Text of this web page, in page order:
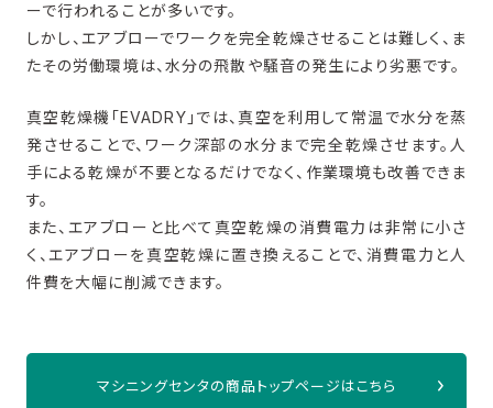
ーで行われることが多いです。
しかし、エアブローでワークを完全乾燥させることは難しく、ま
たその労働環境は、水分の飛散や騒音の発生により劣悪です。
真空乾燥機「EVADRY」では、真空を利用して常温で水分を蒸
発させることで、ワーク深部の水分まで完全乾燥させます。人
手による乾燥が不要となるだけでなく、作業環境も改善できま
す。
また、エアブローと比べて真空乾燥の消費電力は非常に小さ
く、エアブローを真空乾燥に置き換えることで、消費電力と人
件費を大幅に削減できます。
マシニングセンタの商品トップページはこちら